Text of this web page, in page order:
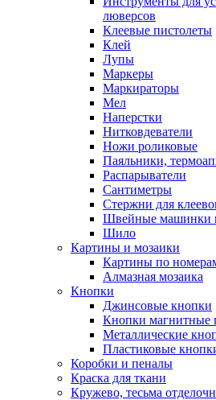
люверсов
Клеевые пистолеты
Клей
Лупы
Маркеры
Маркираторы
Мел
Наперстки
Нитковдеватели
Ножи роликовые
Паяльники,
Распарыватели
Сантиметры
Стержни для
Швейные машинки
Шило
Картины и мозаики
Картины по
Алмазная мозаика
Кнопки
Джинсовые кнопки
Кнопки магнитные
Металлические
Пластиковые
Коробки и пеналы
Краска для ткани
Кружево, тесьма